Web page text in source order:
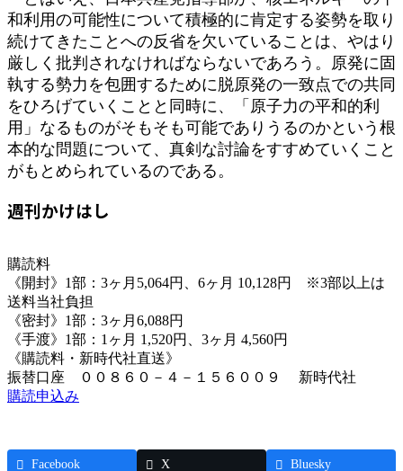
和利用の可能性について積極的に肯定する姿勢を取り
続けてきたことへの反省を欠いていることは、やはり
厳しく批判されなければならないであろう。原発に固
執する勢力を包囲するために脱原発の一致点での共同
をひろげていくことと同時に、「原子力の平和的利
用」なるものがそもそも可能でありうるのかという根
本的な問題について、真剣な討論をすすめていくこと
がもとめられているのである。
週刊かけはし
購読料
《開封》1部：3ヶ月5,064円、6ヶ月 10,128円 ※3部以上は
送料当社負担
《密封》1部：3ヶ月6,088円
《手渡》1部：1ヶ月 1,520円、3ヶ月 4,560円
《購読料・新時代社直送》
振替口座 ００８６０－４－１５６００９ 新時代社
購読申込み
Facebook X Bluesky